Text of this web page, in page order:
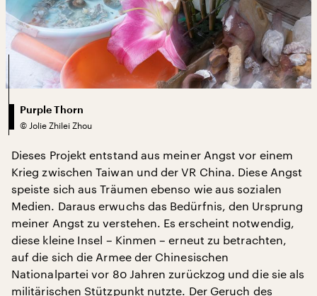
Purple Thorn
© Jolie Zhilei Zhou
Dieses Projekt entstand aus meiner Angst vor einem
Krieg zwischen Taiwan und der VR China. Diese Angst
speiste sich aus Träumen ebenso wie aus sozialen
Medien. Daraus erwuchs das Bedürfnis, den Ursprung
meiner Angst zu verstehen. Es erscheint notwendig,
diese kleine Insel – Kinmen – erneut zu betrachten,
auf die sich die Armee der Chinesischen
Nationalpartei vor 80 Jahren zurückzog und die sie als
militärischen Stützpunkt nutzte. Der Geruch des